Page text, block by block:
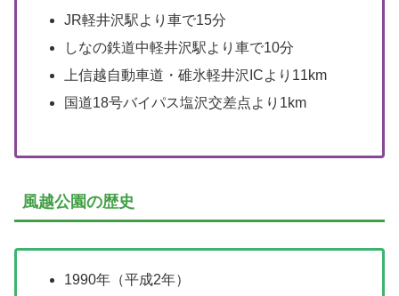
JR軽井沢駅より車で15分
しなの鉄道中軽井沢駅より車で10分
上信越自動車道・碓氷軽井沢ICより11km
国道18号バイパス塩沢交差点より1km
風越公園の歴史
1990年（平成2年）